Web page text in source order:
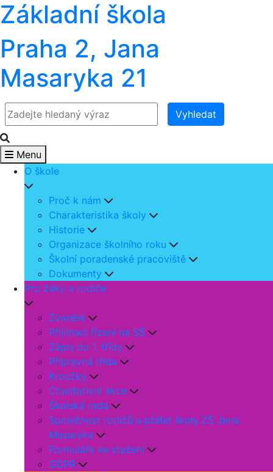
Základní škola
Praha 2, Jana
Masaryka 21
Vyhledat
Menu
O škole
Proč k nám
Charakteristika školy
Historie
Organizace školního roku
Školní poradenské pracoviště
Dokumenty
Pro žáky a rodiče
Zvonění
Přijímací řízení na SŠ
Zápis do 1. třídy
Přípravná třída
Kroužky
Charitativní akce
Školská rada
Společnost rodičů a přátel školy ZŠ Jana
Masaryka
Formuláře ke stažení
GDPR